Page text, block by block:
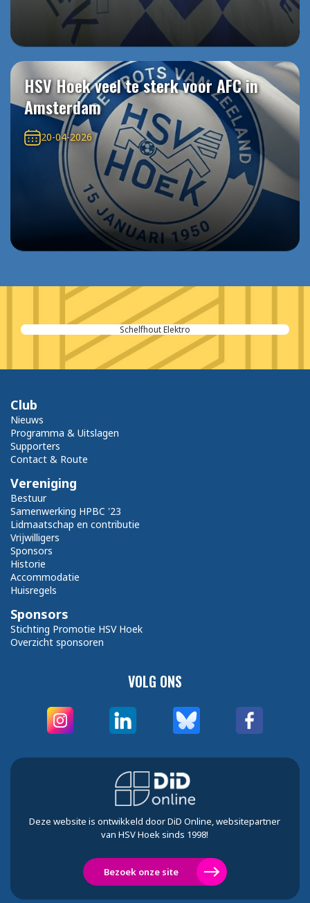
HSV Hoek veel te sterk voor AFC in
Amsterdam
20-04-2026
Schelfhout Elektro
VOLG ONS
Club
Nieuws
Programma & Uitslagen
Supporters
Contact & Route
Vereniging
Bestuur
Samenwerking HPBC '23
Lidmaatschap en contributie
Vrijwilligers
Sponsors
Historie
Accommodatie
Huisregels
Sponsors
Stichting Promotie HSV Hoek
Overzicht sponsoren
Deze website is ontwikkeld door DiD Online, websitepartner
van HSV Hoek sinds 1998!
Bezoek onze site